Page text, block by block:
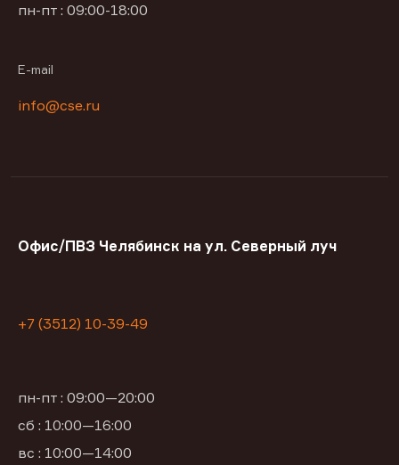
пн-пт : 09:00-18:00
E-mail
info@cse.ru
Офис/ПВЗ Челябинск на ул. Северный луч
+7 (3512) 10-39-49
пн-пт : 09:00—20:00
сб : 10:00—16:00
вс : 10:00—14:00